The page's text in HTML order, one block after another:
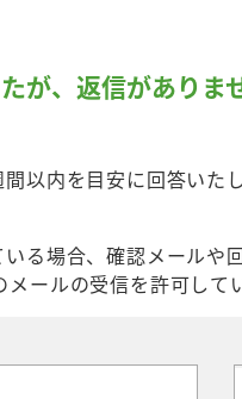
が、返信がありま
以内を目安に回答い
る場合、確認メール
ルの受信を許可して